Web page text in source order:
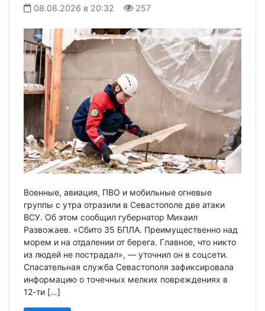
08.08.2026 в 20:32 257
Военные, авиация, ПВО и мобильные огневые
группы с утра отразили в Севастополе две атаки
ВСУ. Об этом сообщил губернатор Михаил
Развожаев. «Сбито 35 БПЛА. Преимущественно над
морем и на отдалении от берега. Главное, что никто
из людей не пострадал», — уточнил он в соцсети.
Спасательная служба Севастополя зафиксировала
информацию о точечных мелких повреждениях в
12-ти […]